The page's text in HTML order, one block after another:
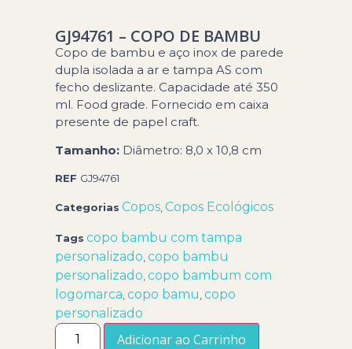
GJ94761 – COPO DE BAMBU
Copo de bambu e aço inox de parede
dupla isolada a ar e tampa AS com
fecho deslizante. Capacidade até 350
ml. Food grade. Fornecido em caixa
presente de papel craft.
Tamanho: Diâmetro: 8,0 x 10,8 cm
REF GJ94761
Categorias Copos ,Copos Ecológicos
Tags copo bambu com tampa
personalizado ,copo bambu
personalizado ,copo bambum com
logomarca ,copo bamu ,copo
personalizado
Adicionar ao Carrinho